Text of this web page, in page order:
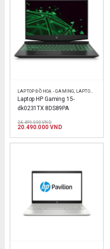
LAPTOP ĐỒ HOẠ - GAMING LAPTOP HP
Laptop HP Gaming 15-
dk0231TX 8DS89PA
24.499.000VND
gốc
24.499.000 VND.
20.490.000VNDGiá
tại
là: